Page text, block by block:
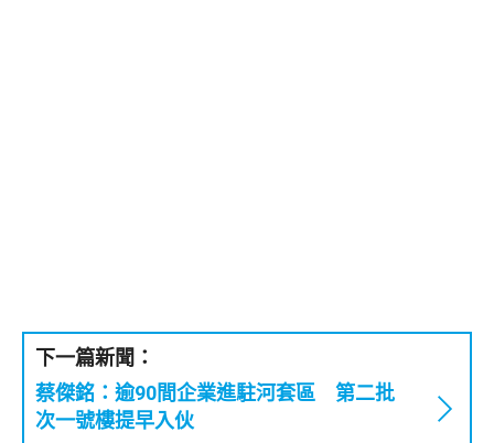
下一篇新聞：
蔡傑銘：逾90間企業進駐河套區 第二批
次一號樓提早入伙